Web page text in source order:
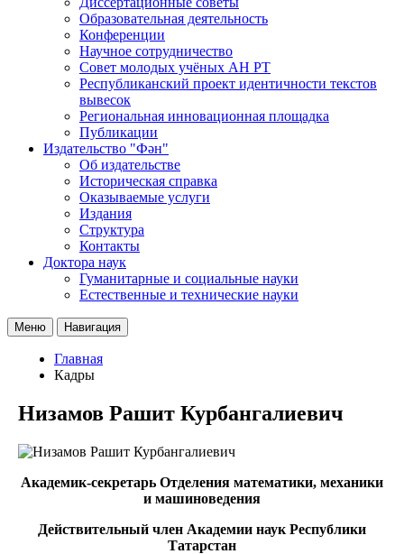
Образовательная деятельность
Конференции
Научное сотрудничество
Совет молодых учёных АН РТ
Республиканский проект идентичности текстов
вывесок
Региональная инновационная площадка
Публикации
Издательство "Фән"
Об издательстве
Историческая справка
Оказываемые услуги
Издания
Структура
Контакты
Доктора наук
Гуманитарные и социальные науки
Естественные и технические науки
Меню Навигация
Главная
Кадры
Низамов Рашит Курбангалиевич
Академик-секретарь Отделения математики, механики
и машиноведения
Действительный член Академии наук Республики
Татарстан